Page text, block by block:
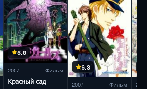
5.8
2007 Фильм
Красный сад
6.3
2007 Фильм 2007